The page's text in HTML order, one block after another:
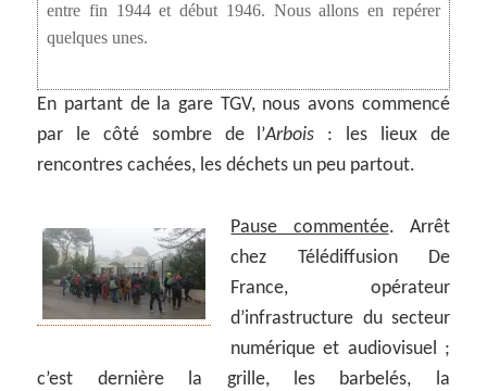
entre fin 1944 et début 1946. Nous allons en repérer
quelques unes.
En partant de la gare TGV, nous avons commencé
par le côté sombre de l’Arbois : les lieux de
rencontres cachées, les déchets un peu partout.
Pause commentée. Arrêt
chez Télédiffusion De
France, opérateur
d’infrastructure du secteur
numérique et audiovisuel ;
c’est dernière la grille, les barbelés, la